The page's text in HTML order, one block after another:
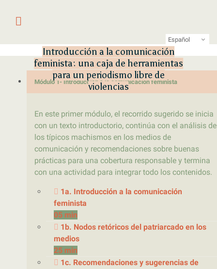
LATFEM Lab
Introducción a la comunicación
feminista: una caja de herramientas
para un periodismo libre de
violencias
Módulo 1- Introducción a la comunicación feminista
En este primer módulo, el recorrido sugerido se inicia
con un texto introductorio, continúa con el análisis de
los típicos machismos en los medios de
comunicación y recomendaciones sobre buenas
prácticas para una cobertura responsable y termina
con una actividad para integrar todo los contenidos.
1a. Introducción a la comunicación
feminista
05 min
1b. Nodos retóricos del patriarcado en los
medios
25 min
1c. Recomendaciones y sugerencias de
Español